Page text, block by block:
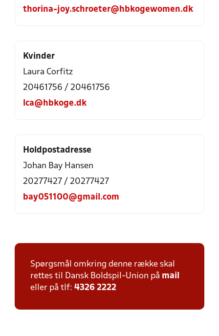
thorina-joy.schroeter@hbkogewomen.dk
Kvinder
Laura Corfitz
20461756 / 20461756
lca@hbkoge.dk
Holdpostadresse
Johan Bay Hansen
20277427 / 20277427
bay051100@gmail.com
Spørgsmål omkring denne række skal
rettes til Dansk Boldspil-Union på mail
eller på tlf: 4326 2222